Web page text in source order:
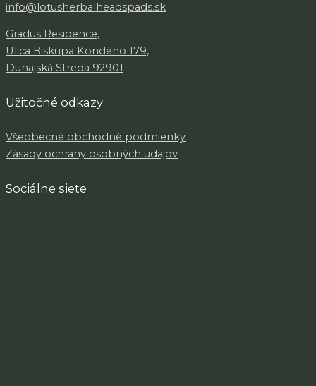
info@lotusherbalheadspads.sk
Gradus Residence,
Ulica Biskupa Kondého 179,
Dunajská Streda 92901
Užitočné odkazy
Všeobecné obchodné podmienky
Zásady ochrany osobných údajov
Sociálne siete